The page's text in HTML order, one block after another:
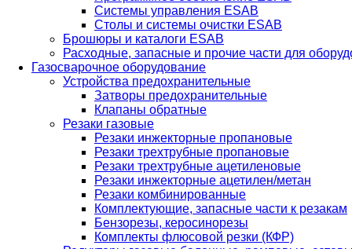
Системы управления ESAB
Столы и системы очистки ESAB
Брошюры и каталоги ESAB
Расходные, запасные и прочие части для
Газосварочное оборудование
Устройства предохранительные
Затворы предохранительные
Клапаны обратные
Резаки газовые
Резаки инжекторные пропановые
Резаки трехтрубные пропановые
Резаки трехтрубные ацетиленовые
Резаки инжекторные ацетилен/метан
Резаки комбинированные
Комплектующие, запасные части к резакам
Бензорезы, керосинорезы
Комплекты флюсовой резки (КФР)